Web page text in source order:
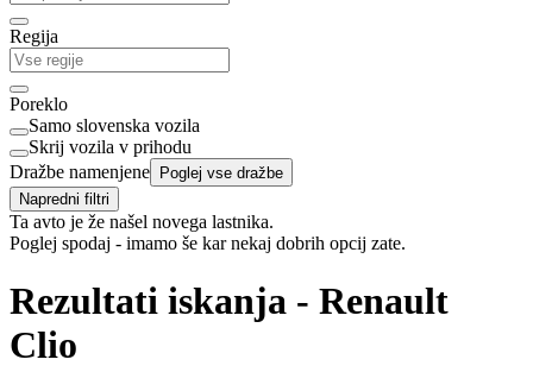
Regija
Poreklo
Samo slovenska vozila
Skrij vozila v prihodu
Dražbe namenjene Poglej vse dražbe
Napredni filtri
Ta avto je že našel novega lastnika.
Poglej spodaj - imamo še kar nekaj dobrih opcij zate.
Rezultati iskanja - Renault
Clio